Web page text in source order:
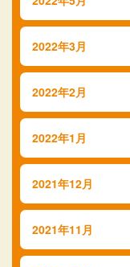
2022年3月
2022年2月
2022年1月
2021年12月
2021年11月